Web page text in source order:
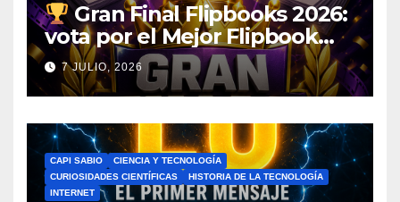
Gran Final Flipbooks 2026:
vota por el Mejor Flipbook
del Ciclo Escolar
7 JULIO, 2026
CAPI SABIO
CIENCIA Y TECNOLOGÍA
CURIOSIDADES CIENTÍFICAS
HISTORIA DE LA TECNOLOGÍA
INTERNET